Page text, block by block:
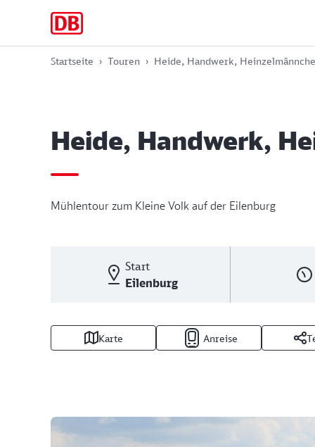
Startseite Touren Heide, Handwerk,
Heide, Handwerk,
Mühlentour zum Kleine Volk auf der Eilenburg
Start
Eilenburg
Karte Anreise